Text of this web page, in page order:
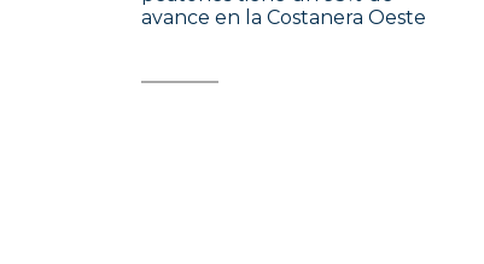
avance en la Costanera Oeste